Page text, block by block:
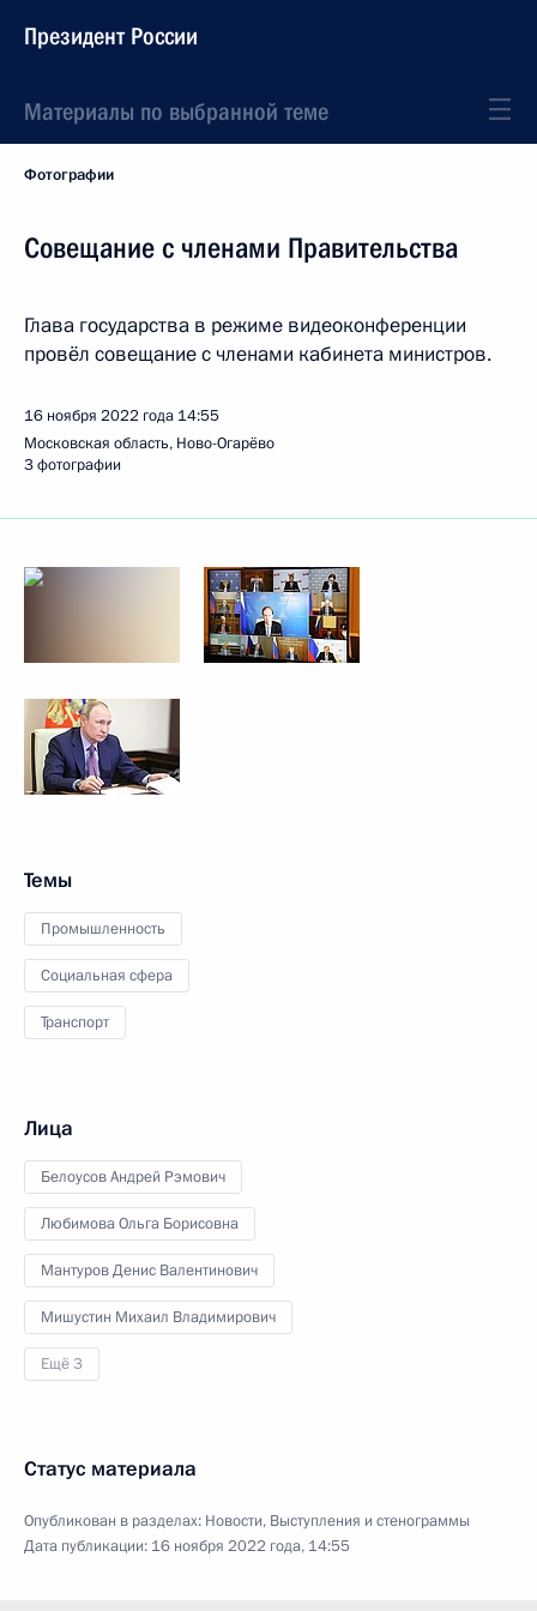
Президент России
Материалы по выбранной теме
Фотографии
Совещание с членами Правительства
Глава государства в режиме видеоконференции
провёл совещание с членами кабинета министров.
16 ноября 2022 года 14:55
Московская область, Ново-Огарёво
3 фотографии
Темы
Промышленность
Социальная сфера
Транспорт
Лица
Белоусов Андрей Рэмович
Любимова Ольга Борисовна
Мантуров Денис Валентинович
Мишустин Михаил Владимирович
Ещё 3
Статус материала
Опубликован в разделах: Новости, Выступления и стенограммы
Дата публикации: 16 ноября 2022 года, 14:55